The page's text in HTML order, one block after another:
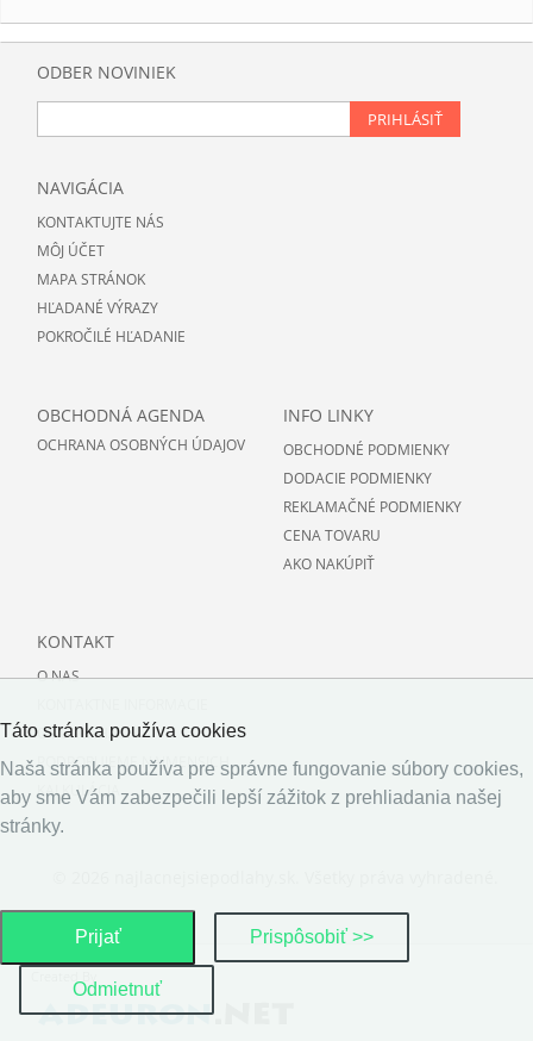
ODBER NOVINIEK
PRIHLÁSIŤ
NAVIGÁCIA
KONTAKTUJTE NÁS
MÔJ ÚČET
MAPA STRÁNOK
HĽADANÉ VÝRAZY
POKROČILÉ HĽADANIE
OBCHODNÁ AGENDA
OCHRANA OSOBNÝCH ÚDAJOV
INFO LINKY
OBCHODNÉ PODMIENKY
DODACIE PODMIENKY
REKLAMAČNÉ PODMIENKY
CENA TOVARU
AKO NAKÚPIŤ
KONTAKT
O NAS
O PODLAHACH
PODPORUJEME NAJMENSICH
KALKULÁCIA
Táto stránka používa cookies
Naša stránka používa pre správne fungovanie súbory cookies,
aby sme Vám zabezpečili lepší zážitok z prehliadania našej
stránky.
Prijať Prispôsobiť >>
Odmietnuť